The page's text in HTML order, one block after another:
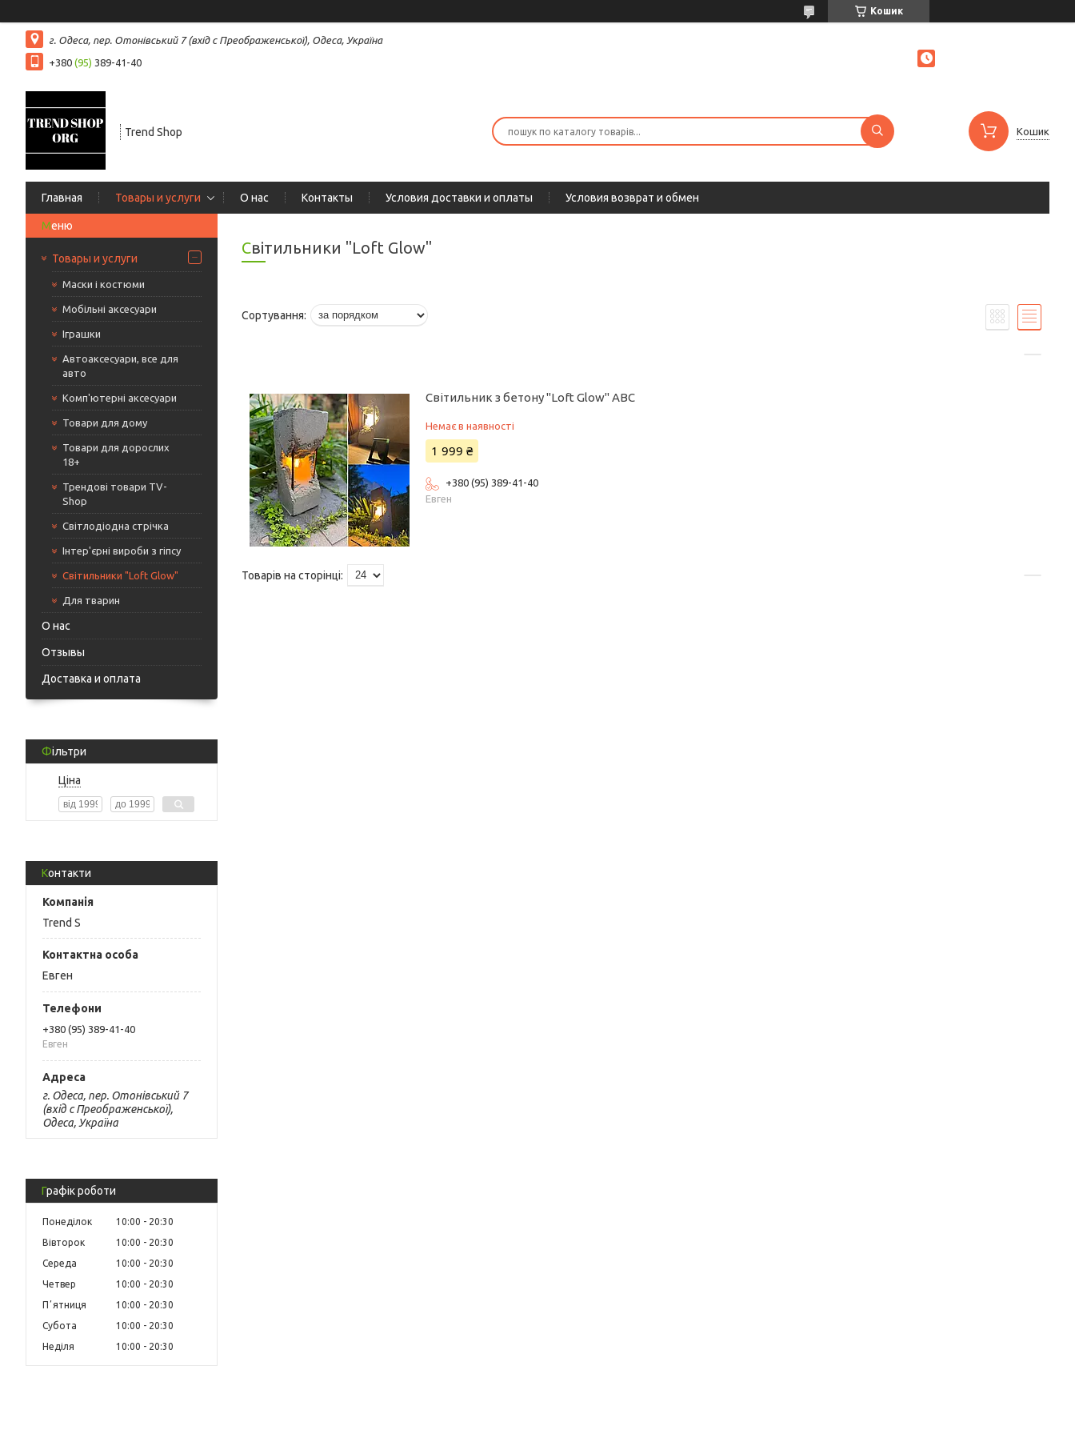
Кошик
г. Одеса, пер. Отонівський 7 (вхід с Преображенської), Одеса, Україна
+380 (95) 389-41-40
Trend Shop Кошик
Главная Товары и услуги О нас Контакты Условия доставки и оплаты Условия возврат и обмен
Товары и услуги
Маски і костюми
Мобільні аксесуари
Іграшки
Автоаксесуари, все для
авто
Комп'ютерні аксесуари
Товари для дому
Товари для дорослих
18+
Трендові товари TV-
Shop
Світлодіодна стрічка
Інтер'єрні вироби з гіпсу
Світильники "Loft Glow"
Для тварин
О нас
Отзывы
Доставка и оплата
Фільтри
Ціна
Контакти
Trend S
Евген
+380 (95) 389-41-40
Евген
г. Одеса, пер. Отонівський 7
(вхід с Преображенської),
Одеса, Україна
Графік роботи
Понеділок 10:00
20:30
Вівторок
10:00
20:30
Середа
10:00
20:30
Четвер
10:00
20:30
Пʼятниця
10:00
20:30
Субота
10:00
20:30
Неділя
10:00 20:30
Світильники "Loft Glow"
Світильник з бетону "Loft Glow" ABC
Немає в наявності
1 999 ₴
+380 (95) 389-41-40
Евген